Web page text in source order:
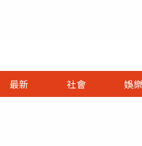
最新 社會 娛樂
娛樂首頁
即時
財經首頁
熱線
政